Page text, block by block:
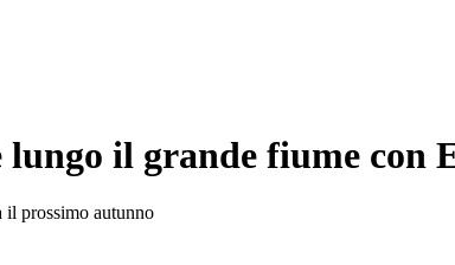
il grande fiume con
il prossimo autunno